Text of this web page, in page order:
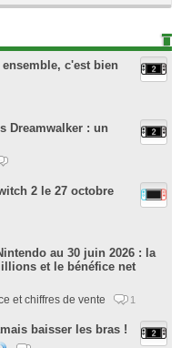
c'est bien
Dreamwalker : un
2 le 27 octobre
au 30 juin 2026 : la
et le bénéfice net
et chiffres de vente 1
baisser les bras !